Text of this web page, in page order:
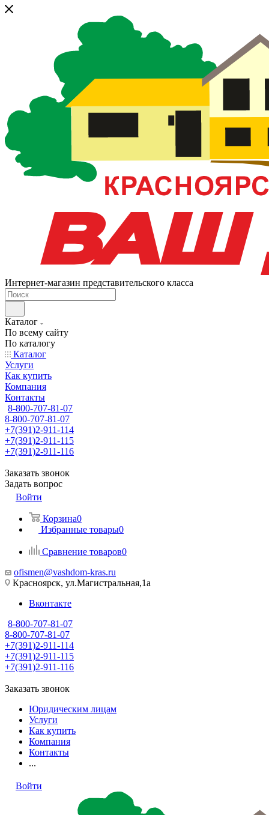
Интернет-магазин представительского класса
Каталог
По всему сайту
По каталогу
Каталог
Услуги
Как купить
Компания
Контакты
8-800-707-81-07
8-800-707-81-07
+7(391)2-911-114
+7(391)2-911-115
+7(391)2-911-116
Заказать звонок
Задать вопрос
Войти
Корзина0
Избранные товары0
Сравнение товаров0
ofismen@vashdom-kras.ru
Красноярск, ул.Магистральная,1а
Вконтакте
8-800-707-81-07
8-800-707-81-07
+7(391)2-911-114
+7(391)2-911-115
+7(391)2-911-116
Заказать звонок
Юридическим лицам
Услуги
Как купить
Компания
Контакты
...
Войти